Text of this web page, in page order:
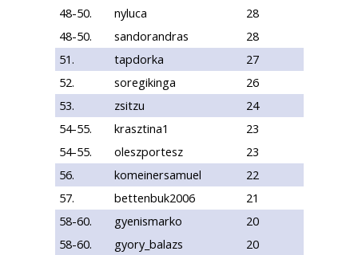
48-50.
nyluca
28
48-50.
sandorandras
28
51.
tapdorka
27
52.
soregikinga
26
53.
zsitzu
24
54-55.
krasztina1
23
54-55.
oleszportesz
23
56.
komeinersamuel
22
57.
bettenbuk2006
21
58-60.
gyenismarko
20
58-60.
gyory_balazs
20